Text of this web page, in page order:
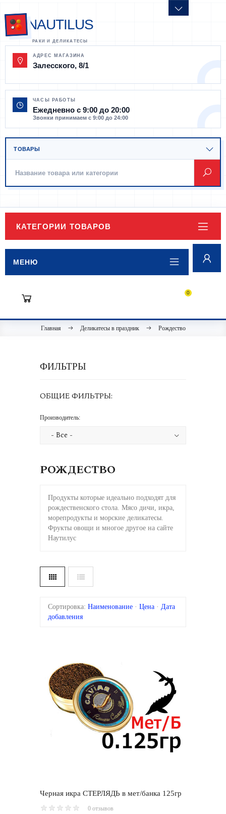
NAUTILUS
АДРЕС МАГАЗИНА
Залесского, 8/1
ЧАСЫ РАБОТЫ
Ежедневно с 9:00 до 20:00
Звонки принимаем с 9:00 до 24:00
КАТЕГОРИИ ТОВАРОВ
МЕНЮ
0
Главная Деликатесы в праздник Рождество
ФИЛЬТРЫ
ОБЩИЕ ФИЛЬТРЫ:
Производитель:
РОЖДЕСТВО
Продукты которые идеально подходят для
рождественского стола. Мясо дичи, икра,
морепродукты и морские деликатесы.
Фрукты овощи и многое другое на сайте
Наутилус
Сортировка: Наименование · Цена · Дата
добавления
Черная икра СТЕРЛЯДЬ в мет/банка 125гр
0 отзывов